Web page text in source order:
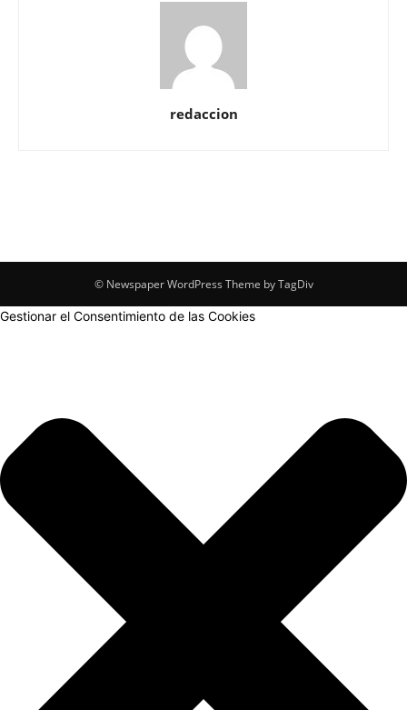
redaccion
© Newspaper WordPress Theme by TagDiv
Gestionar el Consentimiento de las Cookies